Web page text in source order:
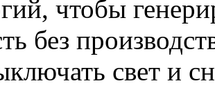
чтобы
без
свет и